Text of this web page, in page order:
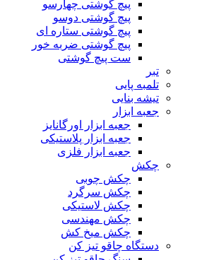
پیچ گوشتی چهارسو
پیچ گوشتی دوسو
پیچ گوشتی ستاره‌ ای
پیچ گوشتی ضربه خور
ست پیچ گوشتی
تبر
تلمبه پایی
تیشه بنایی
جعبه ابزار
جعبه ابزار اورگانایز
جعبه ابزار پلاستیکی
جعبه ابزار فلزی
چکش
چکش چوبی
چکش سرگرد
چکش لاستیکی
چکش مهندسی
چکش میخ کش
دستگاه چاقو تیز کن